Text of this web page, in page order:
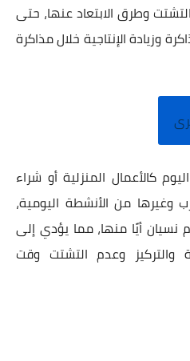
وطرق الابتعاد عنها، حتى
وزيادة الإنتاجية خلال مذاكرة
كالأعمال المنزلية أو شراء
وغيرها من الأنشطة اليومية،
أيًا منها، مما يؤدي إلى
والتركيز وعدم التشتت وقت